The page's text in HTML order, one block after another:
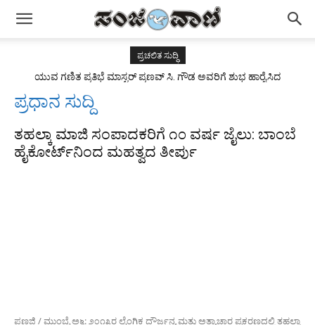
ಪ್ರಚಲಿತ ಸುದ್ಧಿ
ಯುವ ಗಣಿತ ಪ್ರತಿಭೆ ಮಾಸ್ಟರ್ ಪ್ರಣವ್ ಸಿ. ಗೌಡ ಅವರಿಗೆ ಶುಭ ಹಾರೈಸಿದ
ಪ್ರಧಾನ ಸುದ್ದಿ
ತಹಲ್ಕಾ ಮಾಜಿ ಸಂಪಾದಕರಿಗೆ ೧೦ ವರ್ಷ ಜೈಲು: ಬಾಂಬೆ
ಹೈಕೋರ್ಟ್‌ನಿಂದ ಮಹತ್ವದ ತೀರ್ಪು
ಪಣಜಿ / ಮುಂಬೈ ಅ೬: ೨೦೧೩ರ ಲೈಂಗಿಕ ದೌರ್ಜನ್ಯ ಮತ್ತು ಅತ್ಯಾಚಾರ ಪ್ರಕರಣದಲ್ಲಿ ತಹಲ್ಕಾ